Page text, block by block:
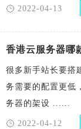
2022-04-13
香港云服务器哪
很多新手站长要搭
务需要的配置更低
务器的架设 ......
2022-04-12